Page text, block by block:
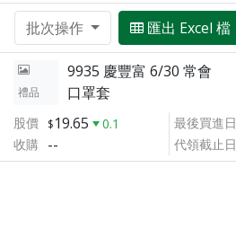
批次操作 匯出 Excel 檔
禮品
9935 慶豐富 6/30 常會
口罩套
股價
19.65
0.1
收購 --
最後買進日
代領截止日